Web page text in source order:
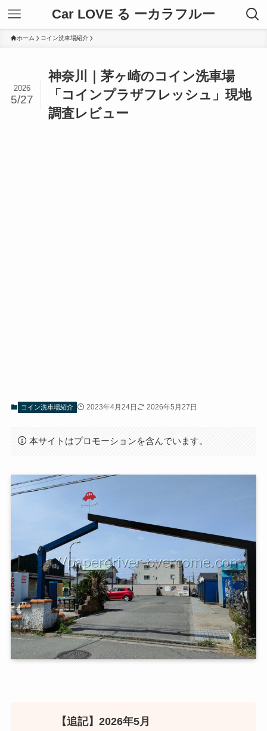
Car LOVE る ーカラフルー
ホーム コイン洗車場紹介
神奈川｜茅ヶ崎のコイン洗車場
「コインプラザフレッシュ」現地
調査レビュー
2026
5/27
コイン洗車場紹介 2023年4月24日 2026年5月27日
本サイトはプロモーションを含んでいます。
【追記】2026年5月